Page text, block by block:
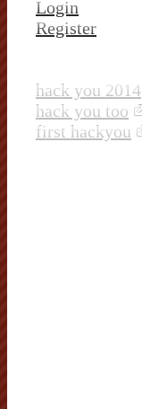
Login
Register
hack you 2014
hack you too
first hackyou